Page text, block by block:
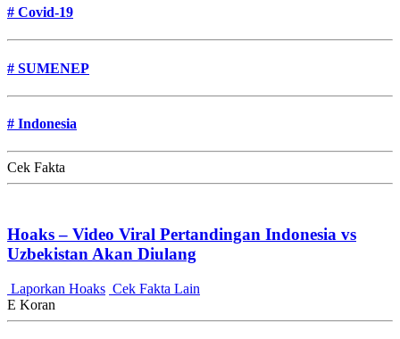
# Covid-19
# SUMENEP
# Indonesia
Cek Fakta
Hoaks – Video Viral Pertandingan Indonesia vs
Uzbekistan Akan Diulang
Laporkan Hoaks Cek Fakta Lain
E Koran